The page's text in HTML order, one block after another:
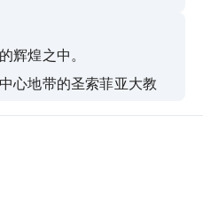
辉煌之中。
心地带的圣索菲亚大教
伊斯兰和拜占庭遗产